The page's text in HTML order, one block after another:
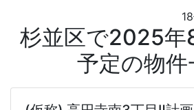
杉並区で2025年
予定の物件